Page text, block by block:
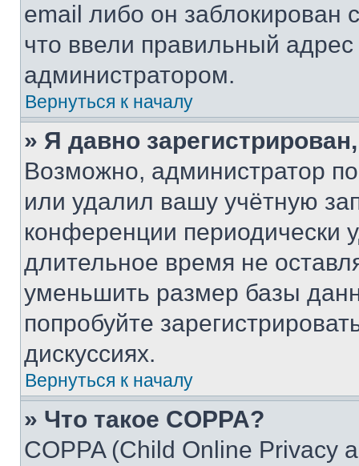
email либо он
что ввели правильный адрес
администратором.
Вернуться к началу
» Я давно
Возможно, администратор
или удалил вашу учётную
конференции периодически
длительное время не
уменьшить размер базы
попробуйте
дискуссиях.
Вернуться к началу
» Что такое COPPA?
COPPA (Child Online Privacy